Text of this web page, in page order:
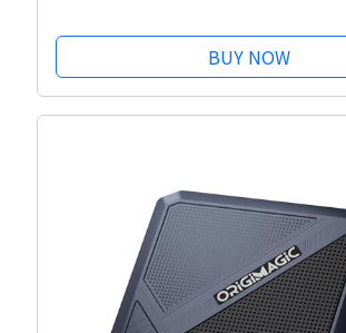
ュータ Iris XEグラフィックス、ト
スプレイ、WiFi 6、BT5.2、USB-C
BUY NOW